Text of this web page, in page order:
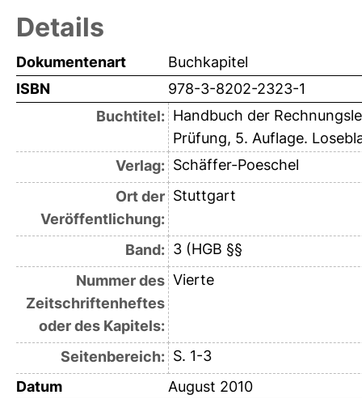
Details
Dokumentenart
Buchkapitel
ISBN
978-3-8202-2323-1
Buchtitel: Handbuch der
Prüfung, 5. Auflage.
Verlag: Schäffer-Poeschel
Ort der
Veröffentlichung:
Stuttgart
Band: 3 (HGB §§
Nummer des
Zeitschriftenheftes
oder des Kapitels:
Vierte
Seitenbereich: S. 1-3
Datum
August 2010